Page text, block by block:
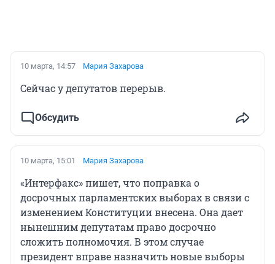
10 марта, 14:57 Мария Захарова
Сейчас у депутатов перерыв.
Обсудить
10 марта, 15:01 Мария Захарова
«Интерфакс» пишет, что поправка о
досрочных парламентских выборах в связи с
изменением Конституции внесена. Она дает
нынешним депутатам право досрочно
сложить полномочия. В этом случае
президент вправе назначить новые выборы